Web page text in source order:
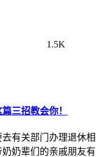
1.5K
三招教会你！
有关部门办理退休相
奶辈们的亲戚朋友有